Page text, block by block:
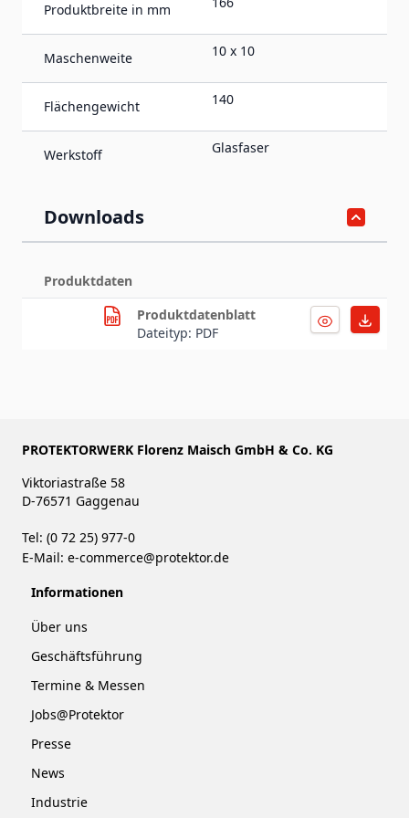
Produktbreite in mm
Maschenweite 10 x 10
Flächengewicht 140
Werkstoff Glasfaser
Downloads
Produktdaten
Produktdatenblatt
Dateityp: PDF
PROTEKTORWERK Florenz Maisch GmbH & Co. KG
Viktoriastraße 58
D-76571 Gaggenau
Tel: (0 72 25) 977-0
E-Mail: e-commerce@protektor.de
Informationen
Über uns
Geschäftsführung
Termine & Messen
Jobs@Protektor
Presse
News
Industrie